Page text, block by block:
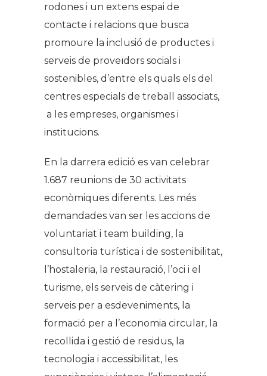
rodones i un extens espai de
contacte i relacions que busca
promoure la inclusió de productes i
serveis de proveïdors socials i
sostenibles, d’entre els quals els del
centres especials de treball associats,
a les empreses, organismes i
institucions.
En la darrera edició es van celebrar
1.687 reunions de 30 activitats
econòmiques diferents. Les més
demandades van ser les accions de
voluntariat i team building, la
consultoria turística i de sostenibilitat,
l’hostaleria, la restauració, l’oci i el
turisme, els serveis de càtering i
serveis per a esdeveniments, la
formació per a l’economia circular, la
recollida i gestió de residus, la
tecnologia i accessibilitat, les